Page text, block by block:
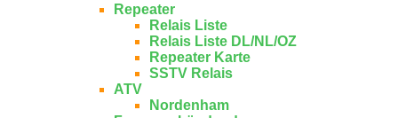
Repeater
Relais Liste
Relais Liste DL/NL/OZ
Repeater Karte
SSTV Relais
ATV
Nordenham